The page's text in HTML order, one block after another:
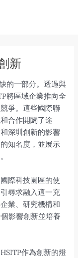
新
的一部分。透過與
將區域企業推向全
爭。這些國際聯
合作開闢了途
深圳創新的影響
知名度，並展示
際科技園區的使
尋求融入這一充
業、研究機構和
影響創新並培養
作為創新的燈